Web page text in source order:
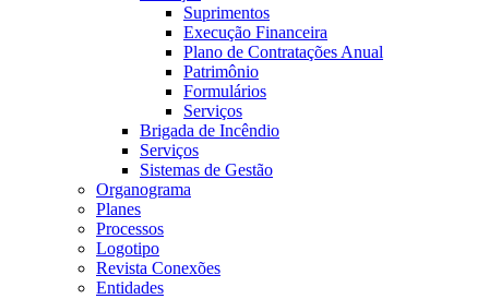
Suprimentos
Execução Financeira
Plano de Contratações Anual
Patrimônio
Formulários
Serviços
Brigada de Incêndio
Serviços
Sistemas de Gestão
Organograma
Planes
Processos
Logotipo
Revista Conexões
Entidades